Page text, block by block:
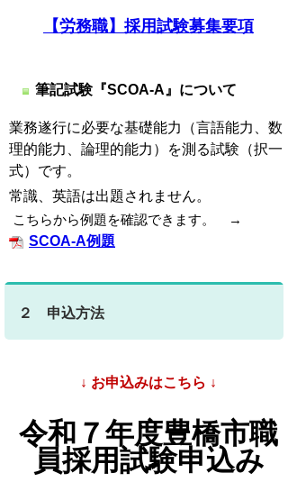
【労務職】採用試験募集要項
筆記試験『SCOA-A』について
業務遂行に必要な基礎能力（言語能力、数
理的能力、論理的能力）を測る試験（択一
式）です。
常識、英語は出題されません。
こちらから例題を確認できます。 →
SCOA-A例題
２ 申込方法
↓ お申込みはこちら ↓
令和７年度豊橋市職
員採用試験申込み